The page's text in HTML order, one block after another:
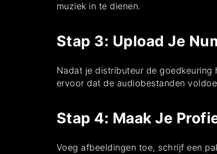
muziek in te dienen.
Stap 3: Upload Je
Nadat je distributeur de goedkeuring
ervoor dat de audiobestanden
Stap 4: Maak Je
Voeg afbeeldingen toe, schrijf een